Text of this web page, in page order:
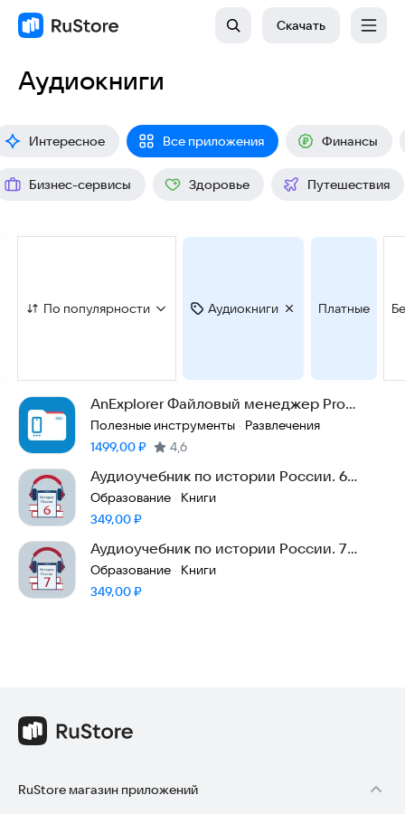
Скачать
Аудиокниги
Интересное Все приложения Финансы
Бизнес-сервисы Здоровье Путешествия
По популярности Аудиокниги Платные
AnExplorer Файловый менеджер Pro
Телевидение
Полезные инструменты · Развлечения
Цена:
1499,00₽ 4,6
Аудиоучебник по истории России. 6
класс
Образование · Книги
Цена:
349,00₽
Аудиоучебник по истории России. 7
класс
Образование · Книги
Цена:
349,00₽
RuStore магазин приложений